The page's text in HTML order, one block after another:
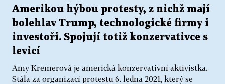
Amerikou hýbou protesty, z nichž mají
bolehlav Trump, technologické firmy i
investoři. Spojují totiž konzervativce s
levicí
Amy Kremerová je americká konzervativní aktivistka.
Stála za organizací protestu 6. ledna 2021, který se